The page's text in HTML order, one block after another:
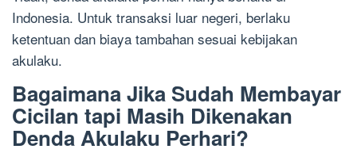
Indonesia. Untuk transaksi luar negeri, berlaku
ketentuan dan biaya tambahan sesuai kebijakan
akulaku.
Bagaimana Jika Sudah Membayar
Cicilan tapi Masih Dikenakan
Denda Akulaku Perhari?